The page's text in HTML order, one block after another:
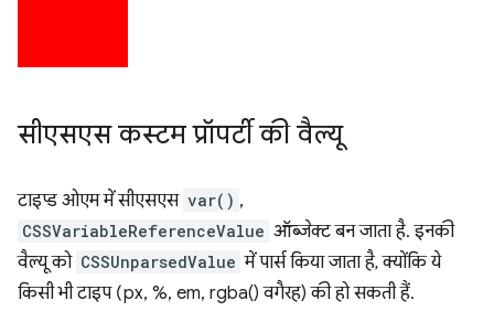
सीएसएस कस्टम प्रॉपर्टी की वैल्यू
टाइप्ड ओएम में सीएसएस var() ,
CSSVariableReferenceValue ऑब्जेक्ट बन जाता है. इनकी
वैल्यू को CSSUnparsedValue में पार्स किया जाता है, क्योंकि ये
किसी भी टाइप (px, %, em, rgba() वगैरह) की हो सकती हैं.